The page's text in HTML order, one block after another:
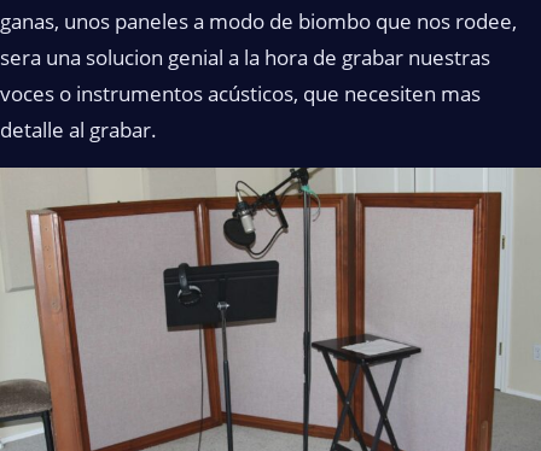
ganas, unos paneles a modo de biombo que nos rodee,
sera una solucion genial a la hora de grabar nuestras
voces o instrumentos acústicos, que necesiten mas
detalle al grabar.